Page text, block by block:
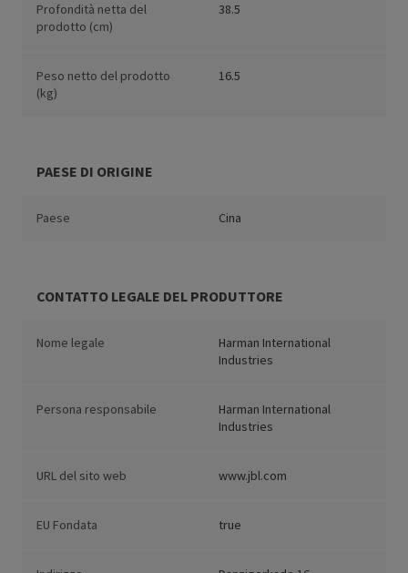
Profondità netta del
prodotto (cm)
38.5
Peso netto del prodotto
(kg)
16.5
PAESE DI ORIGINE
Paese Cina
CONTATTO LEGALE DEL PRODUTTORE
Nome legale
Harman International
Industries
Persona responsabile
Harman International
Industries
URL del sito web www.jbl.com
EU Fondata true